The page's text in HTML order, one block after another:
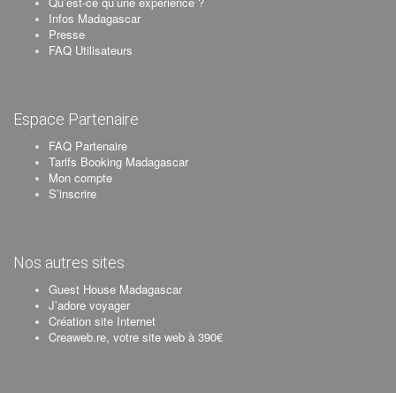
Infos Madagascar
Presse
FAQ Utilisateurs
Espace Partenaire
FAQ Partenaire
Tarifs Booking Madagascar
Mon compte
S’inscrire
Nos autres sites
Guest House Madagascar
J’adore voyager
Création site Internet
Creaweb.re, votre site web à 390€